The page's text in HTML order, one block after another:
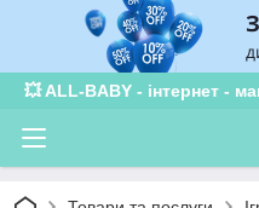
💥 ALL-BABY - інтернет -